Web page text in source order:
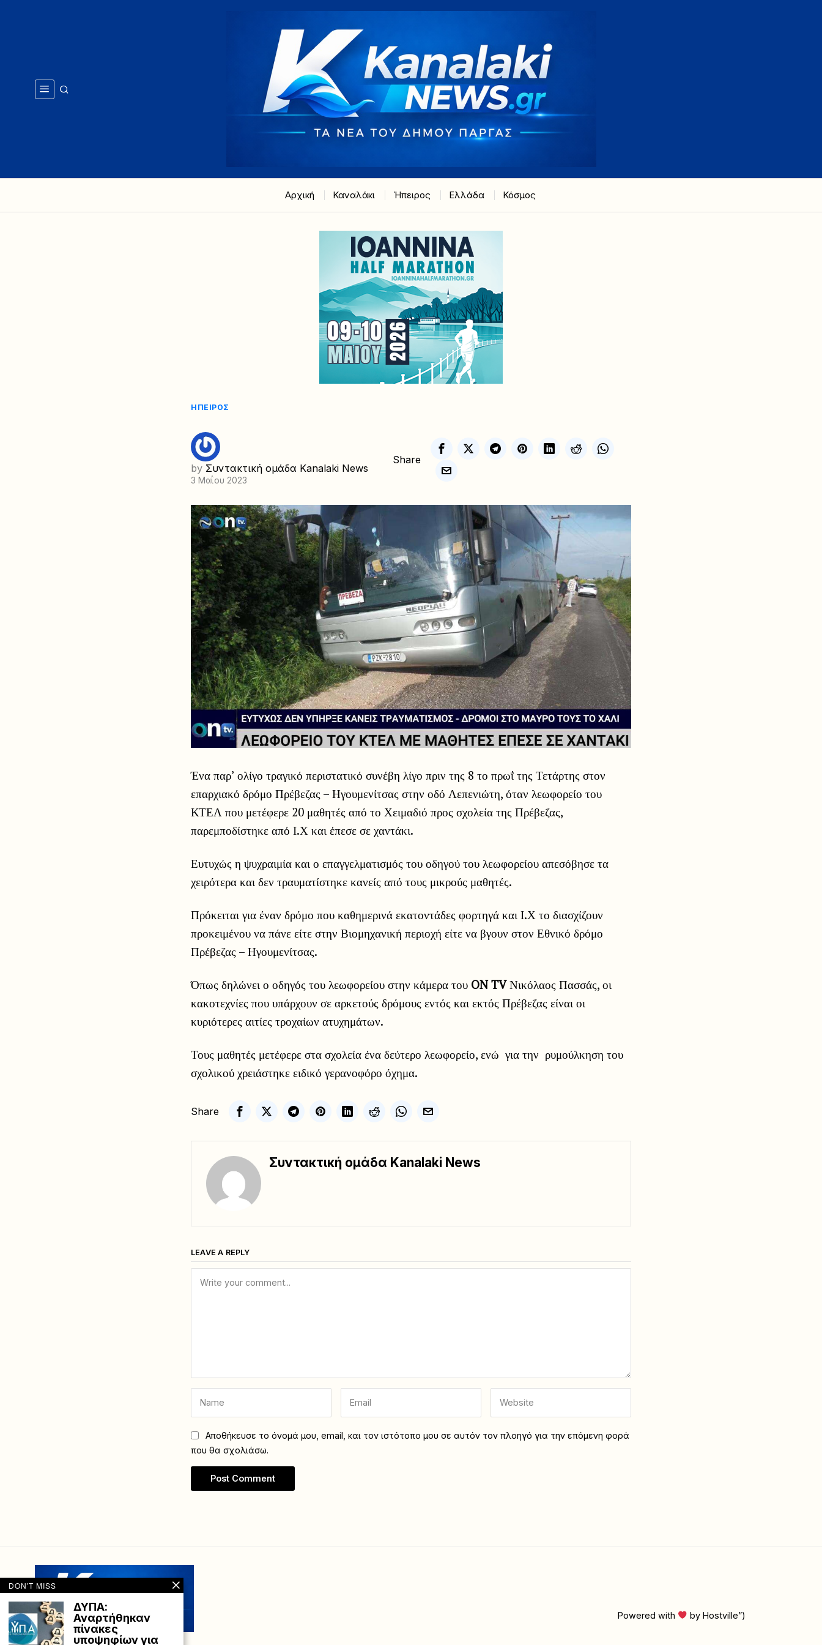
Αρχική Καναλάκι Ήπειρος Ελλάδα Κόσμος
ΉΠΕΙΡΟΣ
by Συντακτική ομάδα Kanalaki News
3 Μαΐου 2023
Share
Ένα παρ’ ολίγο τραγικό περιστατικό συνέβη λίγο πριν της 8 το πρωΐ της Τετάρτης στον
επαρχιακό δρόμο Πρέβεζας – Ηγουμενίτσας στην οδό Λεπενιώτη, όταν λεωφορείο του
ΚΤΕΛ που μετέφερε 20 μαθητές από το Χειμαδιό προς σχολεία της Πρέβεζας,
παρεμποδίστηκε από Ι.Χ και έπεσε σε χαντάκι.
Ευτυχώς η ψυχραιμία και ο επαγγελματισμός του οδηγού του λεωφορείου απεσόβησε τα
χειρότερα και δεν τραυματίστηκε κανείς από τους μικρούς μαθητές.
Πρόκειται για έναν δρόμο που καθημερινά εκατοντάδες φορτηγά και Ι.Χ το διασχίζουν
προκειμένου να πάνε είτε στην Βιομηχανική περιοχή είτε να βγουν στον Εθνικό δρόμο
Πρέβεζας – Ηγουμενίτσας.
Όπως δηλώνει ο οδηγός του λεωφορείου στην κάμερα του ON TVΝικόλαος Πασσάς, οι
κακοτεχνίες που υπάρχουν σε αρκετούς δρόμους εντός και εκτός Πρέβεζας είναι οι
κυριότερες αιτίες τροχαίων ατυχημάτων.
Τους μαθητές μετέφερε στα σχολεία ένα δεύτερο λεωφορείο, ενώ για την ρυμούλκηση του
σχολικού χρειάστηκε ειδικό γερανοφόρο όχημα.
Share
Συντακτική ομάδα Kanalaki News
LEAVE A REPLY
Αποθήκευσε το όνομά μου, email, και τον ιστότοπο μου σε αυτόν τον πλοηγό για την επόμενη φορά
που θα σχολιάσω.
Powered with by Hostville”)
DON'T MISS
ΔΥΠΑ:
Αναρτήθηκαν
πίνακες
υποψηφίων για